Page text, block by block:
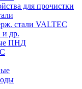
для прочистки
стали VALTEC
др.
ПНД